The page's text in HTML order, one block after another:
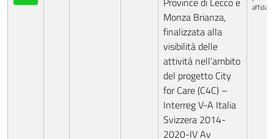
Monza Brianza,
finalizzata alla
visibilità delle
attività nell’ambito
del progetto City
for Care (C4C) –
Interreg V-A Italia
Svizzera 2014-
2020-IV Av